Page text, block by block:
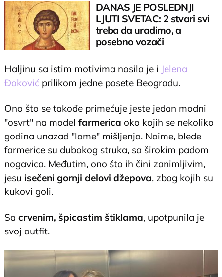
DANAS JE POSLEDNJI
LJUTI SVETAC: 2 stvari svi
treba da uradimo, a
posebno vozači
Haljinu sa istim motivima nosila je i Jelena
Đoković prilikom jedne posete Beogradu.
Ono što se takođe primećuje jeste jedan modni
"osvrt" na modelfarmerica oko kojih se nekoliko
godina unazad "lome" mišljenja. Naime, blede
farmerice su dubokog struka, sa širokim padom
nogavica. Međutim, ono što ih čini zanimljivim,
jesu isečeni gornji delovi džepova, zbog kojih su
kukovi goli.
Sa crvenim, špicastim štiklama, upotpunila je
svoj autfit.